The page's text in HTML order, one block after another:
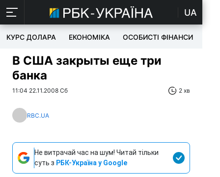
UA
КУРС ДОЛАРА ЕКОНОМІКА ОСОБИСТІ ФІНАНСИ
В США закрыты еще три
банка
11:04 22.11.2008 Сб 2 хв
RBC.UA
Не витрачай час на шум! Читай тільки
суть з РБК-Україна у Google